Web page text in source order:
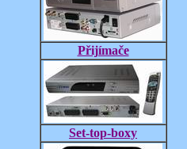
Přijímače
Set-top-boxy